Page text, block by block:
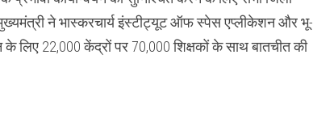
ने भास्करचार्य इंस्टीट्यूट ऑफ स्पेस एप्लीकेशन और भू-
लिए 22,000 केंद्रों पर 70,000 शिक्षकों के साथ बातचीत की